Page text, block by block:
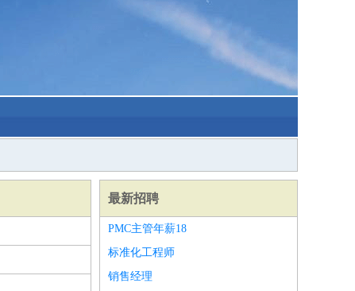
最新招聘
PMC主管年薪18
标准化工程师
销售经理